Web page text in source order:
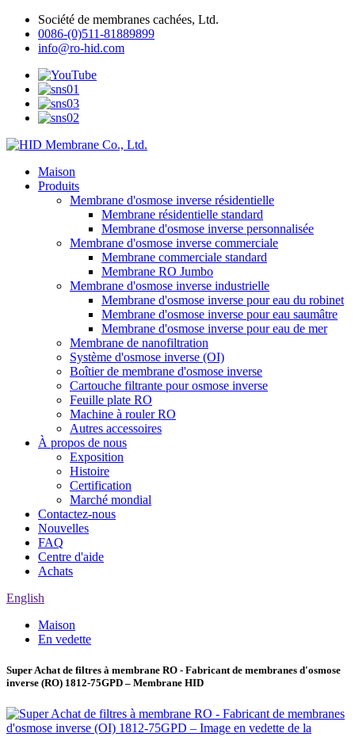
Société de membranes cachées, Ltd.
0086-(0)511-81889899
info@ro-hid.com
Maison
Produits
Membrane d'osmose inverse résidentielle
Membrane résidentielle standard
Membrane d'osmose inverse personnalisée
Membrane d'osmose inverse commerciale
Membrane commerciale standard
Membrane RO Jumbo
Membrane d'osmose inverse industrielle
Membrane d'osmose inverse pour eau du robinet
Membrane d'osmose inverse pour eau saumâtre
Membrane d'osmose inverse pour eau de mer
Membrane de nanofiltration
Système d'osmose inverse (OI)
Boîtier de membrane d'osmose inverse
Cartouche filtrante pour osmose inverse
Feuille plate RO
Machine à rouler RO
Autres accessoires
À propos de nous
Exposition
Histoire
Certification
Marché mondial
Contactez-nous
Nouvelles
FAQ
Centre d'aide
Achats
English
Maison
En vedette
Super Achat de filtres à membrane RO - Fabricant de membranes d'osmose
inverse (RO) 1812-75GPD – Membrane HID